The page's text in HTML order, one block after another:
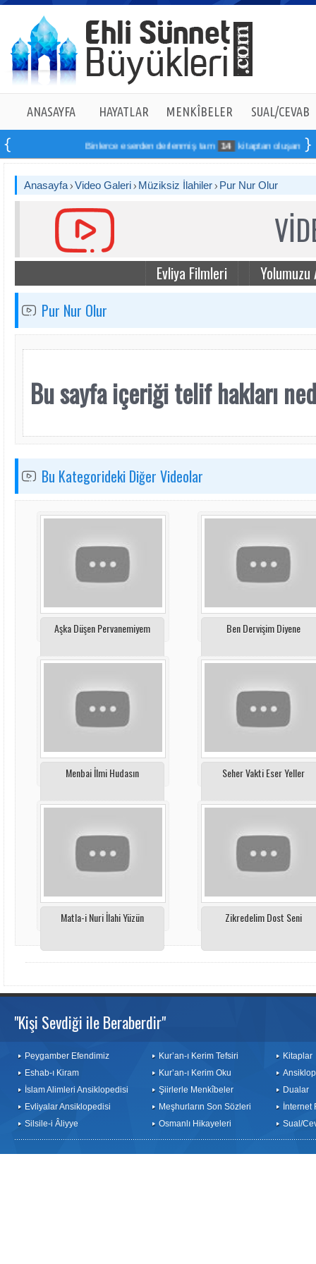
ANASAYFA HAYATLAR MENKÎBELER SUAL/CEVAB
Binlerce eserden derlenmiş tam 14 kitaptan oluşan seti
Anasayfa Video Galeri Müziksiz İlahiler Pur Nur Olur
Evliya Filmleri
Yolumuzu
Pur Nur Olur
Bu sayfa içeriği telif hakları
Bu Kategorideki Diğer Videolar
Aşka Düşen Pervanemiyem Ben Dervişim Diyene
Menbai İlmi Hudasın Seher Vakti Eser Yeller
Matla-i Nuri İlahi Yüzün Zikredelim Dost Seni
"Kişi Sevdiği ile Beraberdir"
Peygamber Efendimiz
Eshab-ı Kiram
İslam Alimleri Ansiklopedisi
Evliyalar Ansiklopedisi
Silsile-i Âliyye
Kur’an-ı Kerim Tefsiri
Kur’an-ı Kerim Oku
Şiirlerle Menkîbeler
Meşhurların Son Sözleri
Osmanlı Hikayeleri
Kitaplar
Dualar
İnternet
Sual/